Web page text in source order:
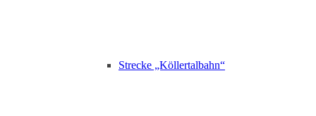
Strecke „Köllertalbahn“